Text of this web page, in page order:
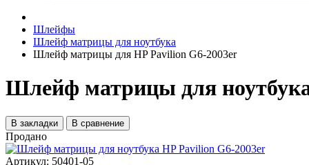
Шлейфы
Шлейф матрицы для ноутбука
Шлейф матрицы для HP Pavilion G6-2003er
Шлейф матрицы для
В закладки В сравнение
Продано
Артикул: 50401-05